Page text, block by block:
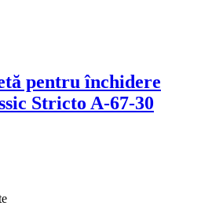
pentru închidere
Stricto A-67-30